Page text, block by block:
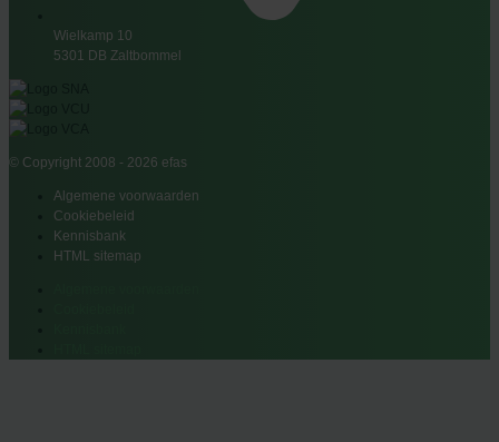
Wielkamp 10
5301 DB Zaltbommel
© Copyright 2008 - 2026 efas
Algemene voorwaarden
Cookiebeleid
Kennisbank
HTML sitemap